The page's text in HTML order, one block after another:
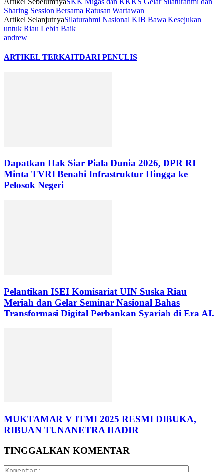
Sharing Session Bersama Ratusan Wartawan
Artikel SelanjutnyaSilaturahmi Nasional KIB Bawa Kesejukan
untuk Riau Lebih Baik
andrew
ARTIKEL TERKAITDARI PENULIS
Dapatkan Hak Siar Piala Dunia 2026, DPR RI
Minta TVRI Benahi Infrastruktur Hingga ke
Pelosok Negeri
Pelantikan ISEI Komisariat UIN Suska Riau
Meriah dan Gelar Seminar Nasional Bahas
Transformasi Digital Perbankan Syariah di Era AI.
MUKTAMAR V ITMI 2025 RESMI DIBUKA,
RIBUAN TUNANETRA HADIR
TINGGALKAN KOMENTAR